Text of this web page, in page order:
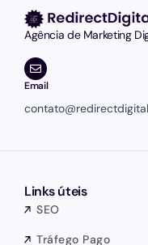
Agência de Marketing
Email
Links úteis
SEO
Tráfego Pago